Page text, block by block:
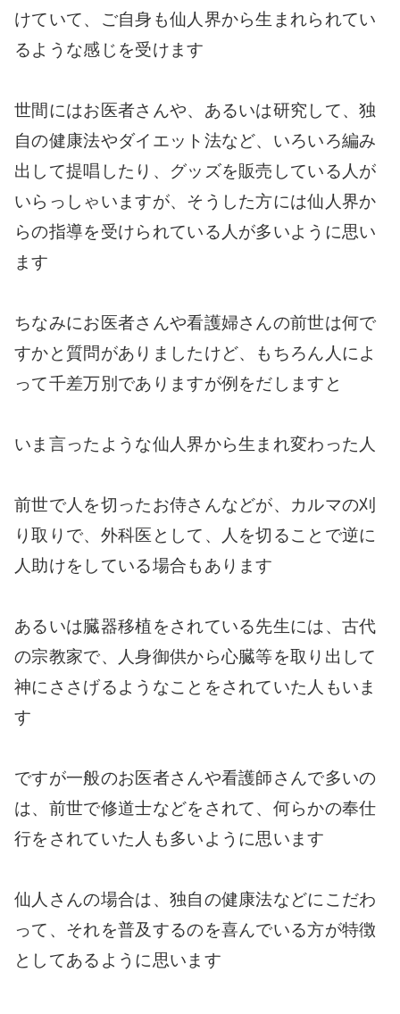
けていて、ご自身も仙人界から生まれられてい
るような感じを受けます
世間にはお医者さんや、あるいは研究して、独
自の健康法やダイエット法など、いろいろ編み
出して提唱したり、グッズを販売している人が
いらっしゃいますが、そうした方には仙人界か
らの指導を受けられている人が多いように思い
ます
ちなみにお医者さんや看護婦さんの前世は何で
すかと質問がありましたけど、もちろん人によ
って千差万別でありますが例をだしますと
いま言ったような仙人界から生まれ変わった人
前世で人を切ったお侍さんなどが、カルマの刈
り取りで、外科医として、人を切ることで逆に
人助けをしている場合もあります
あるいは臓器移植をされている先生には、古代
の宗教家で、人身御供から心臓等を取り出して
神にささげるようなことをされていた人もいま
す
ですが一般のお医者さんや看護師さんで多いの
は、前世で修道士などをされて、何らかの奉仕
行をされていた人も多いように思います
仙人さんの場合は、独自の健康法などにこだわ
って、それを普及するのを喜んでいる方が特徴
としてあるように思います